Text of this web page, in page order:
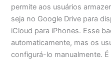
permite aos usuários
seja no Google Drive para
iCloud para iPhones. Esse
automaticamente, mas os
configurá-lo manualmente.